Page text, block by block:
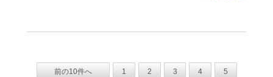
前の10件へ 1 2 3 4 5